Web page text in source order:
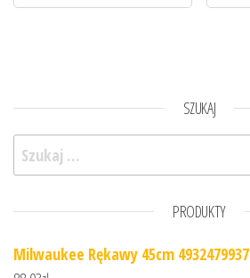
SZUKAJ
Szukaj:
PRODUKTY
Milwaukee Rękawy 45cm 4932479937